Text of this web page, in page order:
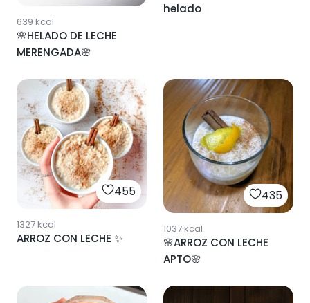
639 kcal
🌸HELADO DE LECHE
MERENGADA🌸
helado
455
1327kcal
ARROZ CON LECHE ✨
435
1037kcal
🌸ARROZ CON LECHE
APTO🌸